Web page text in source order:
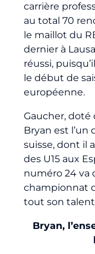
carrière
au total 70
le maillot du
dernier à
réussi,
le début de
européenne.
Gaucher, doté
Bryan est l’un
suisse, dont il
des U15 aux
numéro 24 va
championnat
tout son
Bryan,